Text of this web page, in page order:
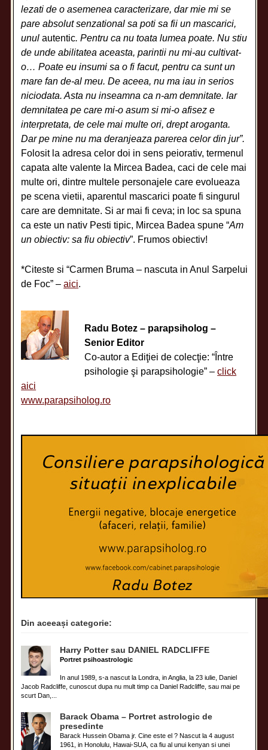
lezati de o asemenea caracterizare, dar mie mi se
pare absolut senzational sa poti sa fii un mascarici,
unulautentic. Pentru ca nu toata lumea poate. Nu stiu
de unde abilitatea aceasta, parintii nu mi-au cultivat-
o… Poate eu insumi sa o fi facut, pentru ca sunt un
mare fan de-al meu. De aceea, nu ma iau in serios
niciodata. Asta nu inseamna ca n-am demnitate. Iar
demnitatea pe care mi-o asum si mi-o afisez e
interpretata, de cele mai multe ori, drept aroganta.
Dar pe mine nu ma deranjeaza parerea celor din jur”.
Folosit la adresa celor doi in sens peiorativ, termenul
capata alte valente la Mircea Badea, caci de cele mai
multe ori, dintre multele personajele care evolueaza
pe scena vietii, aparentul mascarici poate fi singurul
care are demnitate. Si ar mai fi ceva; in loc sa spuna
ca este un nativ Pesti tipic, Mircea Badea spune “Am
un obiectiv: sa fiu obiectiv”. Frumos obiectiv!
*Citeste si “Carmen Bruma – nascuta in Anul Sarpelui
de Foc” –aici.
Radu Botez – parapsiholog –
Senior Editor
Co-autor a Ediţiei de colecţie: “Între
psihologie şi parapsihologie” –click
aici
www.parapsiholog.ro
Din aceeași categorie:
Harry Potter sau DANIEL RADCLIFFE
Portret psihoastrologic
In anul 1989, s-a nascut la Londra, in Anglia, la 23 iulie, Daniel
Jacob Radcliffe, cunoscut dupa nu mult timp ca Daniel Radcliffe, sau mai pe
scurt Dan,...
Barack Obama – Portret astrologic de
presedinte
Barack Hussein Obama jr. Cine este el ? Nascut la 4 august
1961, in Honolulu, Hawai-SUA, ca fiu al unui kenyan si unei